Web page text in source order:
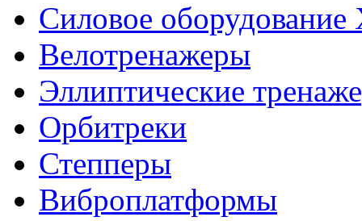
Силовое оборудование
Велотренажеры
Эллиптические
Орбитреки
Степперы
Виброплатформы